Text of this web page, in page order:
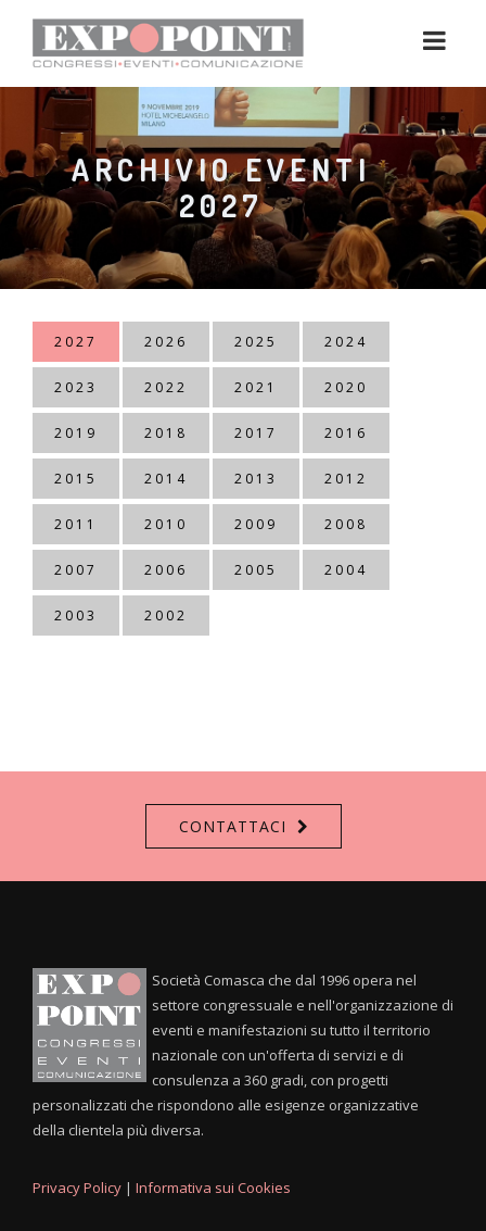
ARCHIVIO EVENTI
2027
2027 2026 2025 2024
2023 2022 2021 2020
2019 2018 2017 2016
2015 2014 2013 2012
2011 2010 2009 2008
2007 2006 2005 2004
2003 2002
CONTATTACI
Società Comasca che dal 1996 opera nel
settore congressuale e nell'organizzazione di
eventi e manifestazioni su tutto il territorio
nazionale con un'offerta di servizi e di
consulenza a 360 gradi, con progetti
personalizzati che rispondono alle esigenze organizzative
della clientela più diversa.
Privacy Policy | Informativa sui Cookies